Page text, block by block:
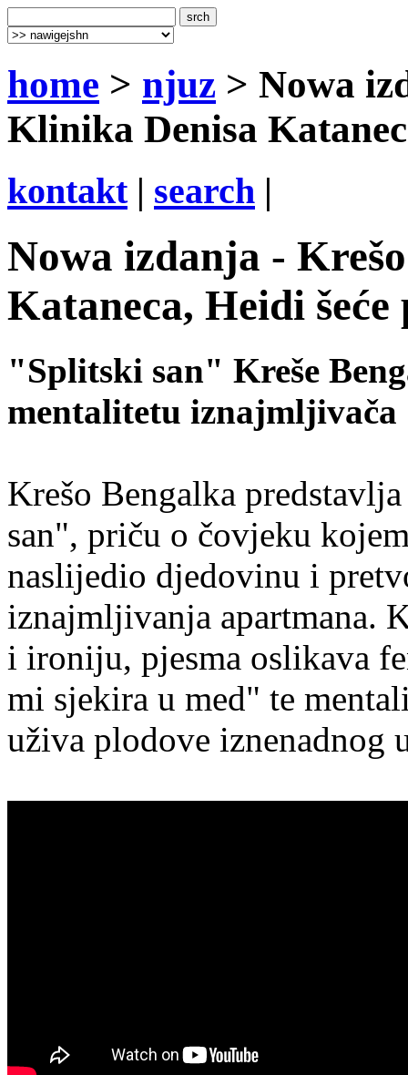
home > njuz > Nowa
Klinika Denisa
kontakt| search |
Nowa izdanja -
Kataneca, Heidi šeće
"Splitski san" Kreše
mentalitetu iznajmljivača
Krešo Bengalka
san", priču o čovjeku
naslijedio djedovinu i
iznajmljivanja apartmana.
i ironiju, pjesma oslikava
mi sjekira u med" te
uživa plodove iznenadnog